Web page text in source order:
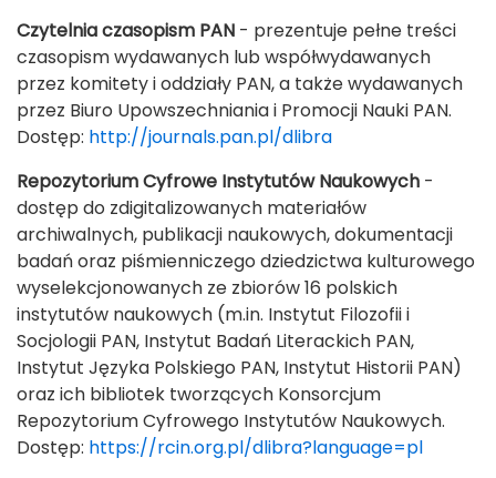
Czytelniaczasopism PAN - prezentuje pełne treści
czasopism wydawanych lub współwydawanych
przez komitety i oddziały PAN, a także wydawanych
przez Biuro Upowszechniania i Promocji Nauki PAN.
Dostęp: http://journals.pan.pl/dlibra
RepozytoriumCyfrowe Instytutów Naukowych -
dostęp do zdigitalizowanych materiałów
archiwalnych, publikacji naukowych, dokumentacji
badań oraz piśmienniczego dziedzictwa kulturowego
wyselekcjonowanych ze zbiorów 16 polskich
instytutów naukowych (m.in. Instytut Filozofii i
Socjologii PAN, Instytut Badań Literackich PAN,
Instytut Języka Polskiego PAN, Instytut Historii PAN)
oraz ich bibliotek tworzących Konsorcjum
Repozytorium Cyfrowego Instytutów Naukowych.
Dostęp: https://rcin.org.pl/dlibra?language=pl